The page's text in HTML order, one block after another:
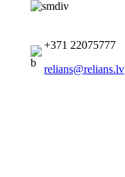
+371 22075777
relians@relians.lv